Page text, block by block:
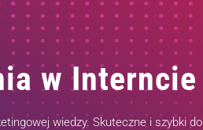
w Interncie
wiedzy. Skuteczne i szybki do